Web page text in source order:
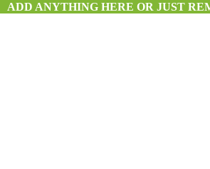
ADD ANYTHING HERE OR JUST